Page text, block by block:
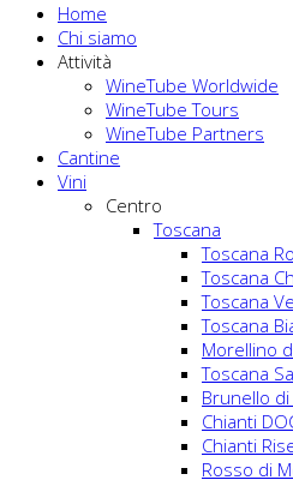
Home
Chi siamo
Attività
WineTube Worldwide
WineTube Tours
WineTube Partners
Cantine
Vini
Centro
Toscana
Toscana
Toscana
Toscana
Toscana
Morellino
Toscana
Brunello di
Chianti
Chianti
Rosso di